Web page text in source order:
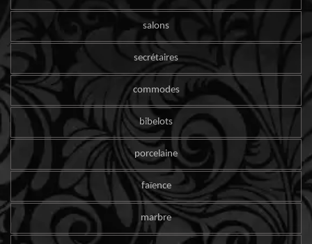
salons
secrétaires
commodes
bibelots
porcelaine
faïence
marbre